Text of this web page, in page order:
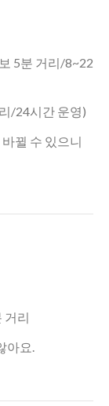
5분 거리/8~22
/24시간 운영)
뀔 수 있으니
거리
아요.